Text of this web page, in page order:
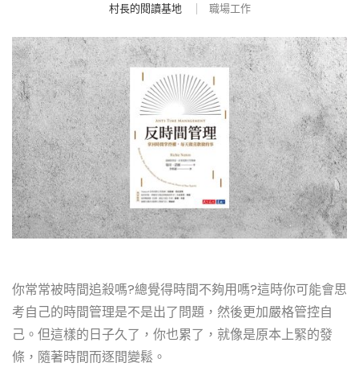
村長的閱讀基地 職場工作
你常常被時間追殺嗎?總覺得時間不夠用嗎?這時你可能會思
考自己的時間管理是不是出了問題，然後更加嚴格管控自
己。但這樣的日子久了，你也累了，就像是原本上緊的發
條，隨著時間而逐間變鬆。